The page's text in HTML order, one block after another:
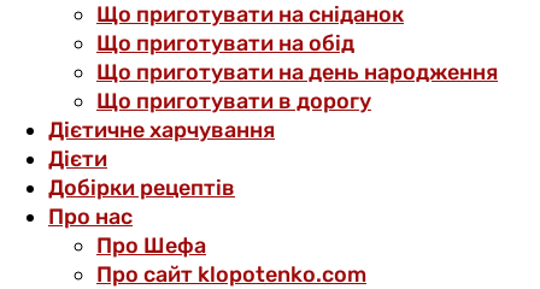
Що приготувати на сніданок
Що приготувати на обід
Що приготувати на день народження
Що приготувати в дорогу
Дієтичне харчування
Дієти
Добірки рецептів
Про нас
Про Шефа
Про сайт klopotenko.com